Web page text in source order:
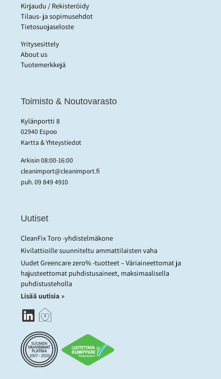
Kirjaudu / Rekisteröidy
Tilaus- ja sopimusehdot
Tietosuojaseloste
Yritysesittely
About us
Tuotemerkkejä
Toimisto & Noutovarasto
Kylänportti 8
02940 Espoo
Kartta & Yhteystiedot
Arkisin 08:00-16:00
cleanimport@cleanimport.fi
puh.09 849 4910
Uutiset
CleanFix Toro -yhdistelmäkone
Kivilattioille suunniteltu ammattilaisten vaha
Uudet Greencare zero% -tuotteet – Väriaineettomat ja
hajusteettomat puhdistusaineet, maksimaalisella
puhdistusteholla
Lisää uutisia »